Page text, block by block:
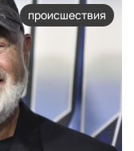
происшествия